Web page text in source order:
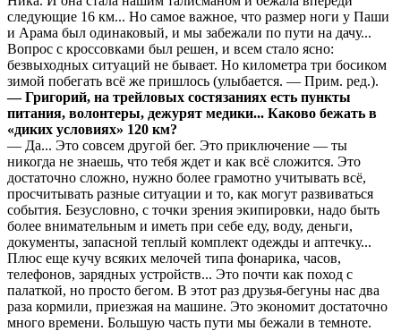
следующие 16 км... Но самое важное, что размер ноги у Паши
и Арама был одинаковый, и мы забежали по пути на дачу...
Вопрос с кроссовками был решен, и всем стало ясно:
безвыходных ситуаций не бывает. Но километра три босиком
зимой побегать всё же пришлось (улыбается. — Прим. ред.).
— Григорий, на трейловых состязаниях есть пункты
питания, волонтеры, дежурят медики... Каково бежать в
«диких условиях» 120 км?
— Да... Это совсем другой бег. Это приключение — ты
никогда не знаешь, что тебя ждет и как всё сложится. Это
достаточно сложно, нужно более грамотно учитывать всё,
просчитывать разные ситуации и то, как могут развиваться
события. Безусловно, с точки зрения экипировки, надо быть
более внимательным и иметь при себе еду, воду, деньги,
документы, запасной теплый комплект одежды и аптечку...
Плюс еще кучу всяких мелочей типа фонарика, часов,
телефонов, зарядных устройств... Это почти как поход с
палаткой, но просто бегом. В этот раз друзья-бегуны нас два
раза кормили, приезжая на машине. Это экономит достаточно
много времени. Большую часть пути мы бежали в темноте.